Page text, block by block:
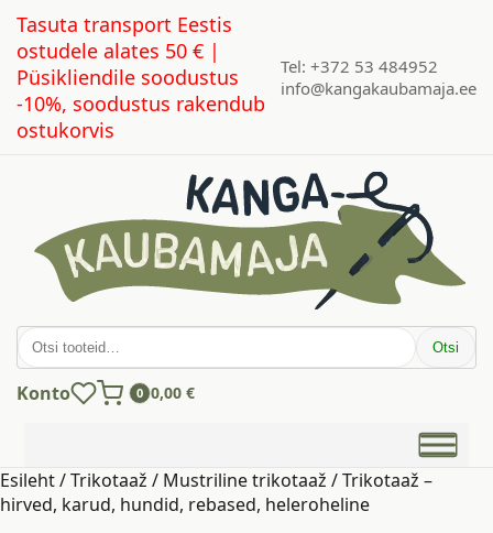
Tasuta transport Eestis
ostudele alates 50 € |
Püsikliendile soodustus
-10%, soodustus rakendub
ostukorvis
Tel: +372 53 484952
info@kangakaubamaja.ee
Otsi: Otsi
Konto 0 0,00 €
Esileht/Trikotaaž / Mustriline trikotaaž / Trikotaaž –
hirved, karud, hundid, rebased, heleroheline